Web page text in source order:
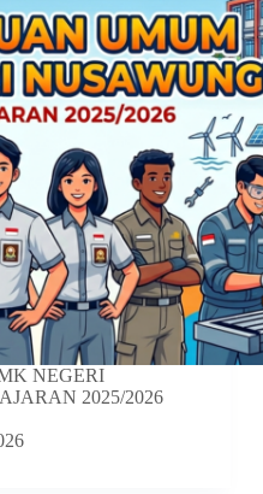
NEGERI
2025/2026